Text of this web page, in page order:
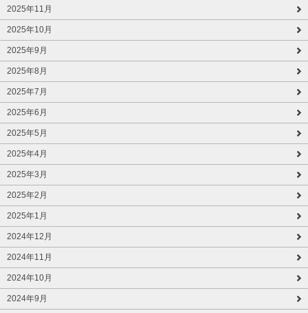
2025年11月
2025年10月
2025年9月
2025年8月
2025年7月
2025年6月
2025年5月
2025年4月
2025年3月
2025年2月
2025年1月
2024年12月
2024年11月
2024年10月
2024年9月